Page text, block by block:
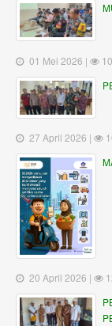
01 Mei 2026 |
27 April 2026 |
20 April 2026 |